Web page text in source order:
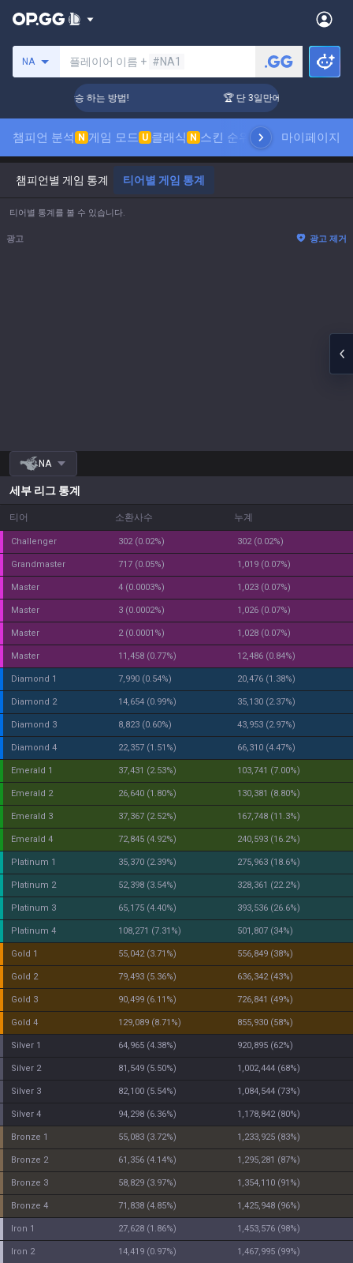
NA 플레이어 이름 + #NA1
일만에 티어 상승 하는 방법! 🏆 단 3일만에 티어 상승 하는 방
챔피언 분석 N 게임 모드 U 클래식 N 스킨 순위랭킹 프로 관전통계
마이페이지
챔피언별 게임 통계 티어별 게임 통계
티어별 통계를 볼 수 있습니다.
광고 광고 제거
NA
세부 리그 통계
티어 소환사수 누계
challenger 302(0.02%) 302(0.02%)
grandmaster 717 (0.05%) 1,019 (0.07%)
master 4 (0.0003%) 1,023 (0.07%)
master 3 (0.0002%) 1,026 (0.07%)
master 2(0.0001 %) 1,028 (0.07%)
master 11,458 (0.77%) 12,486 (0.84%)
diamond 1 7,990 (0.54%) 20,476 (1.38%)
diamond 2 14,654 (0.99%) 35,130 (2.37%)
diamond 3 8,823 (0.60%) 43,953 (2.97%)
diamond 4 22,357 (1.51 %) 66,310 (4.47%)
emerald 1 37,431 (2.53%) 103,741 (7.00%)
emerald 2 26,640 (1.80%) 130,381 (8.80%)
emerald 3 37,367 (2.52%) 167,748 (11.3%)
emerald 4 72,845 (4.92%) 240,593 (16.2%)
platinum 1 35,370 (2.39%) 275,963 (18.6%)
platinum 2 52,398 (3.54%) 328,361 (22.2%)
platinum 3 65,175 (4.40%) 393,536 (26.6%)
platinum 4 108,271 (7.31 %) 501,807 (34%)
gold 1 55,042(3.71 %) 556,849 (38%)
gold 2 79,493 (5.36%) 636,342(43%)
gold 3 90,499 (6.11 %) 726,841 (49%)
gold 4 129,089 (8.71 %) 855,930 (58%)
silver 1 64,965 (4.38%) 920,895 (62%)
silver 2 81,549 (5.50%) 1,002,444 (68%)
silver 3 82,100 (5.54%) 1,084,544 (73%)
silver 4 94,298 (6.36%) 1,178,842(80%)
bronze 1 55,083 (3.72%) 1,233,925 (83%)
bronze 2 61,356 (4.14%) 1,295,281 (87%)
bronze 3 58,829 (3.97%) 1,354,110 (91 %)
bronze 4 71,838 (4.85%) 1,425,948 (96%)
iron 1 27,628 (1.86%) 1,453,576 (98%)
iron 2 14,419 (0.97%) 1,467,995 (99%)